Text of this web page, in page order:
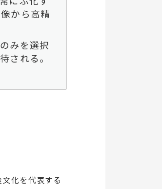
から高精
みを選択
される。
化を代表する